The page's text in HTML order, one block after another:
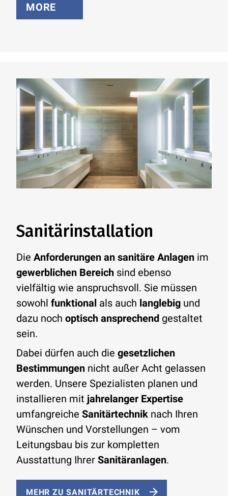
MORE
Sanitärinstallation
Die Anforderungen an sanitäre Anlagen im
gewerblichen Bereich sind ebenso
vielfältig wie anspruchsvoll. Sie müssen
sowohl funktional als auch langlebig und
dazu noch optisch ansprechend gestaltet
sein.
Dabei dürfen auch die gesetzlichen
Bestimmungen nicht außer Acht gelassen
werden. Unsere Spezialisten planen und
installieren mit jahrelanger Expertise
umfangreiche Sanitärtechnik nach Ihren
Wünschen und Vorstellungen – vom
Leitungsbau bis zur kompletten
Ausstattung Ihrer Sanitäranlagen.
MEHR ZU SANITÄRTECHNIK